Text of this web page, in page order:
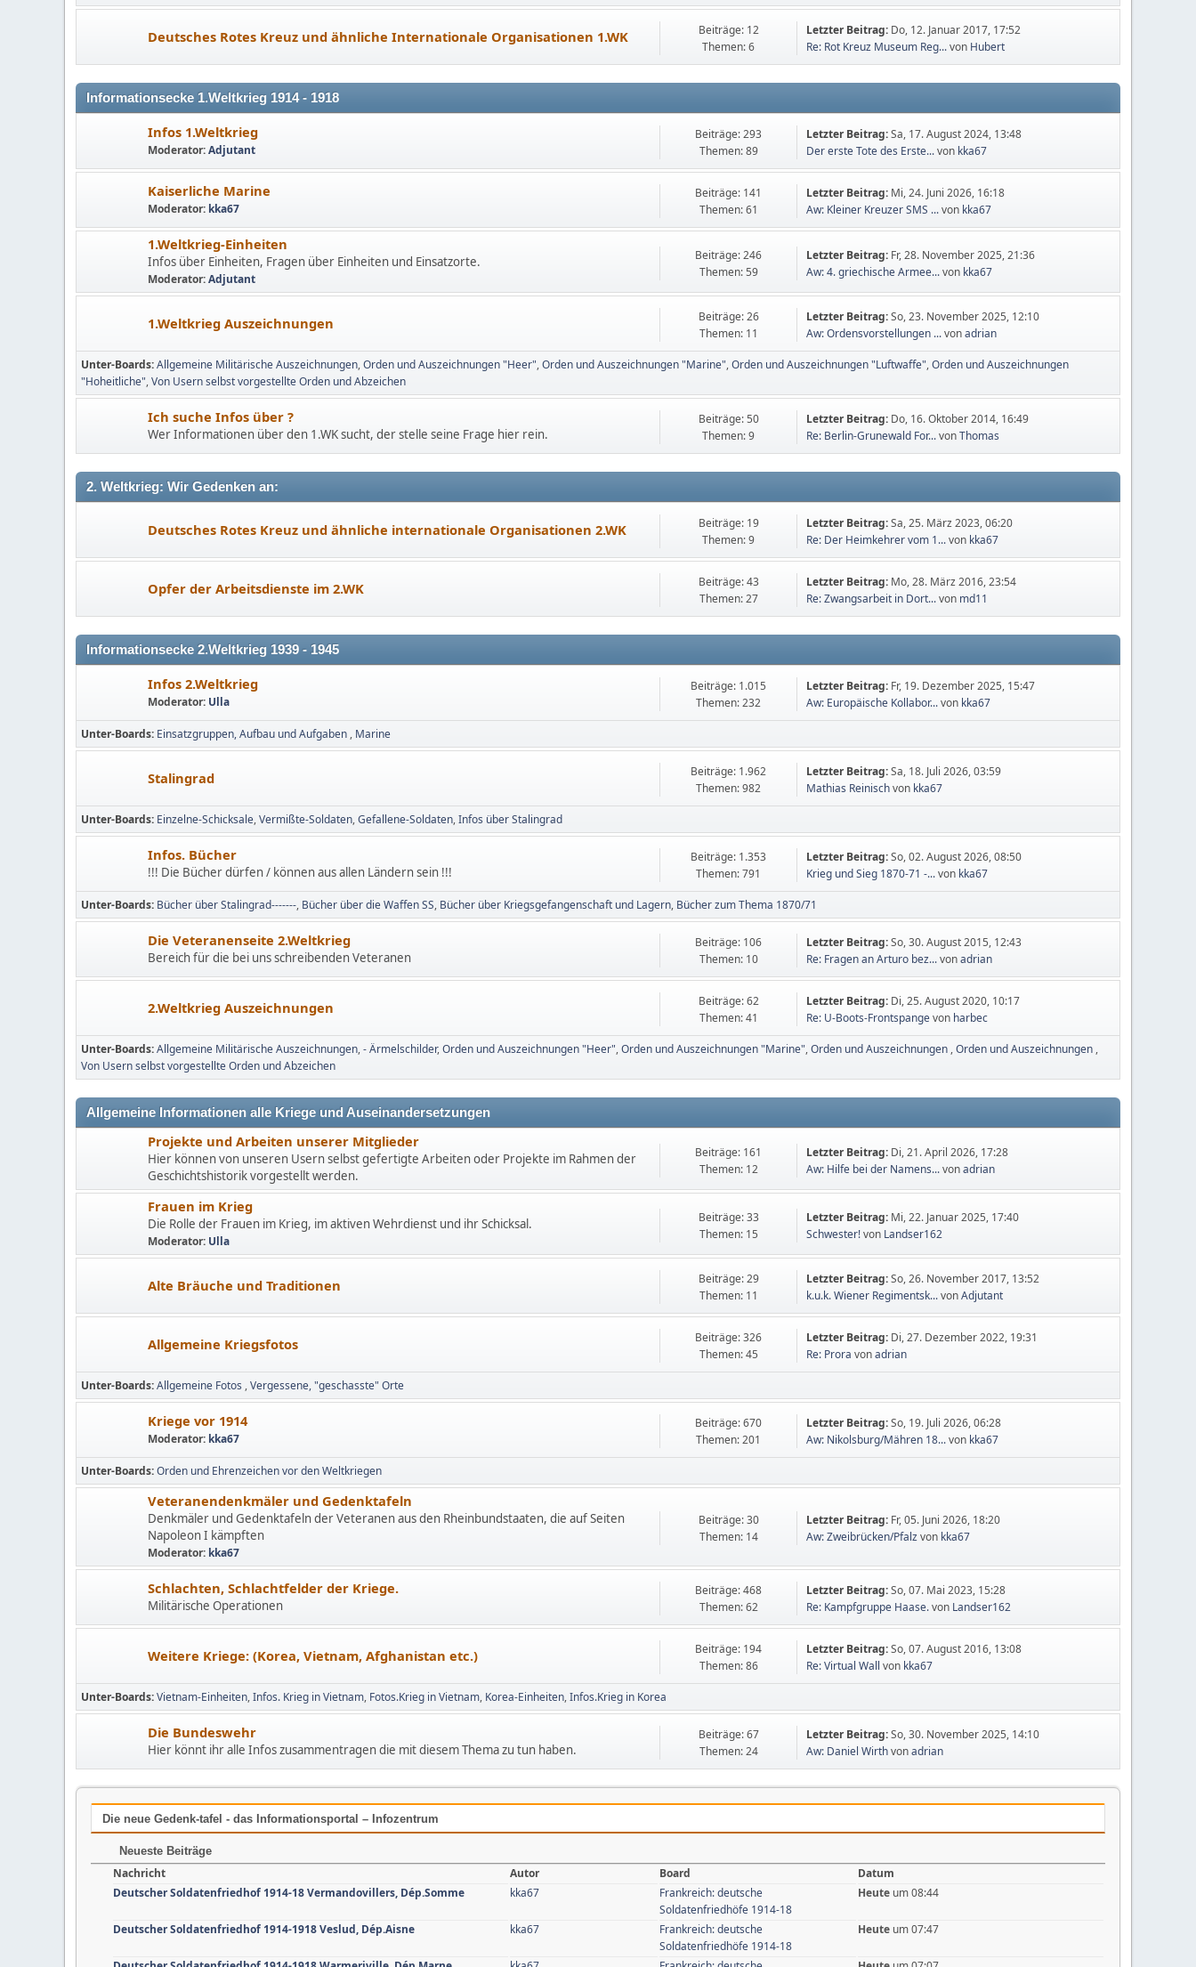
Deutsches Rotes Kreuz und ähnliche Internationale Organisationen 1.WK
Beiträge: 12
Themen: 6
Letzter Beitrag: Do, 12. Januar 2017, 17:52
Re: Rot Kreuz Museum Reg...von Hubert
Informationsecke 1.Weltkrieg 1914 - 1918
Infos 1.Weltkrieg
Moderator:Adjutant
Beiträge: 293
Themen: 89
Letzter Beitrag:Sa, 17. August 2024, 13:48
Der erste Tote des Erste...von kka67
Kaiserliche Marine
Moderator: kka67
Beiträge: 141
Themen: 61
Letzter Beitrag: Mi, 24. Juni 2026, 16:18
Aw: Kleiner Kreuzer SMS ...von kka67
1.Weltkrieg-Einheiten
Infos über Einheiten, Fragen über Einheiten und Einsatzorte.
Moderator:Adjutant
Beiträge: 246
Themen: 59
Letzter Beitrag: Fr, 28. November 2025, 21:36
Aw: 4. griechische Armee...von kka67
1.Weltkrieg Auszeichnungen
Beiträge: 26
Themen: 11
Letzter Beitrag:So, 23. November 2025, 12:10
Aw: Ordensvorstellungen ...vonadrian
Unter-Boards Allgemeine Militärische Auszeichnungen Orden und Auszeichnungen "Heer" Orden und Auszeichnungen "Marine" Orden und Auszeichnungen "Luftwaffe" Orden und Auszeichnungen
"Hoheitliche" Von Usern selbst vorgestellte Orden und Abzeichen
Ich suche Infos über ?
Wer Informationen über den 1.WK sucht, der stelle seine Frage hier rein.
Beiträge: 50
Themen: 9
Letzter Beitrag: Do, 16. Oktober 2014, 16:49
Re: Berlin-Grunewald For...vonThomas
2. Weltkrieg: Wir Gedenken an:
Deutsches Rotes Kreuz und ähnliche internationale Organisationen 2.WK
Beiträge: 19
Themen: 9
Letzter Beitrag:Sa, 25. März 2023, 06:20
Re: Der Heimkehrer vom 1...von kka67
Opfer der Arbeitsdienste im 2.WK
Beiträge: 43
Themen: 27
Letzter Beitrag: Mo, 28. März 2016, 23:54
Re: Zwangsarbeit in Dort...von md11
Informationsecke 2.Weltkrieg 1939 - 1945
Infos 2.Weltkrieg
Moderator: Ulla
Beiträge: 1.015
Themen: 232
Letzter Beitrag: Fr, 19. Dezember 2025, 15:47
Aw: Europäische Kollabor...von kka67
Unter-Boards Einsatzgruppen, Aufbau und Aufgaben Marine
Stalingrad
Beiträge: 1.962
Themen: 982
Letzter Beitrag:Sa, 18. Juli 2026, 03:59
Mathias Reinischvon kka67
Unter-Boards Einzelne-Schicksale Vermißte-Soldaten Gefallene-Soldaten Infos über Stalingrad
Infos. Bücher
!!! Die Bücher dürfen / können aus allen Ländern sein !!!
Beiträge: 1.353
Themen: 791
Letzter Beitrag:So, 02. August 2026, 08:50
Krieg und Sieg 1870-71 -...von kka67
Unter-Boards Bücher über Stalingrad------- Bücher über die Waffen SS Bücher über Kriegsgefangenschaft und Lagern Bücher zum Thema 1870/71
Die Veteranenseite 2.Weltkrieg
Bereich für die bei uns schreibenden Veteranen
Beiträge: 106
Themen: 10
Letzter Beitrag:So, 30. August 2015, 12:43
Re: Fragen an Arturo bez...vonadrian
2.Weltkrieg Auszeichnungen
Beiträge: 62
Themen: 41
Letzter Beitrag: Di, 25. August 2020, 10:17
Re: U-Boots-Frontspangevon harbec
Unter-Boards Allgemeine Militärische Auszeichnungen - Ärmelschilder Orden und Auszeichnungen "Heer" Orden und Auszeichnungen "Marine" Orden und Auszeichnungen Orden und Auszeichnungen
Von Usern selbst vorgestellte Orden und Abzeichen
Allgemeine Informationen alle Kriege und Auseinandersetzungen
Projekte und Arbeiten unserer Mitglieder
Hier können von unseren Usern selbst gefertigte Arbeiten oder Projekte im Rahmen der
Geschichtshistorik vorgestellt werden.
Beiträge: 161
Themen: 12
Letzter Beitrag: Di, 21. April 2026, 17:28
Aw: Hilfe bei der Namens...vonadrian
Frauen im Krieg
Die Rolle der Frauen im Krieg, im aktiven Wehrdienst und ihr Schicksal.
Moderator: Ulla
Beiträge: 33
Themen: 15
Letzter Beitrag: Mi, 22. Januar 2025, 17:40
Schwester!von Landser162
Alte Bräuche und Traditionen
Beiträge: 29
Themen: 11
Letzter Beitrag:So, 26. November 2017, 13:52
k.u.k. Wiener Regimentsk...vonAdjutant
Allgemeine Kriegsfotos
Beiträge: 326
Themen: 45
Letzter Beitrag: Di, 27. Dezember 2022, 19:31
Re: Prora vonadrian
Unter-Boards Allgemeine Fotos Vergessene, "geschasste" Orte
Kriege vor 1914
Moderator: kka67
Beiträge: 670
Themen: 201
Letzter Beitrag:So, 19. Juli 2026, 06:28
Aw: Nikolsburg/Mähren 18...von kka67
Unter-Boards Orden und Ehrenzeichen vor den Weltkriegen
Veteranendenkmäler und Gedenktafeln
Denkmäler und Gedenktafeln der Veteranen aus den Rheinbundstaaten, die auf Seiten
Napoleon I kämpften
Moderator: kka67
Beiträge: 30
Themen: 14
Letzter Beitrag: Fr, 05. Juni 2026, 18:20
Aw: Zweibrücken/Pfalzvon kka67
Schlachten, Schlachtfelder der Kriege.
Militärische Operationen
Beiträge: 468
Themen: 62
Letzter Beitrag:So, 07. Mai 2023, 15:28
Re: Kampfgruppe Haase.von Landser162
Weitere Kriege: (Korea, Vietnam, Afghanistan etc.)
Beiträge: 194
Themen: 86
Letzter Beitrag:So, 07. August 2016, 13:08
Re: Virtual Wall von kka67
Unter-Boards Vietnam-Einheiten Infos. Krieg in Vietnam Fotos.Krieg in Vietnam Korea-Einheiten Infos.Krieg in Korea
Die Bundeswehr
Hier könnt ihr alle Infos zusammentragen die mit diesem Thema zu tun haben.
Beiträge: 67
Themen: 24
Letzter Beitrag:So, 30. November 2025, 14:10
Aw: Daniel Wirthvonadrian
Die neue Gedenk-tafel - das Informationsportal – Infozentrum
Neueste Beiträge
Nachricht Autor Board
Datum
Deutscher Soldatenfriedhof 1914-18 Vermandovillers, Dép.Somme
kka67
Frankreich: deutsche
Soldatenfriedhöfe 1914-18
Heute um 08:44
Deutscher Soldatenfriedhof 1914-1918 Veslud, Dép.Aisne kka67
Frankreich: deutsche
Soldatenfriedhöfe 1914-18
Heute um 07:47